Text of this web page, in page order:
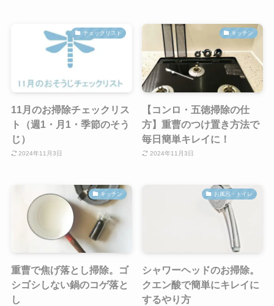
チェックリスト
11月のお掃除チェックリス
ト（週1・月1・季節のそう
じ）
2024年11月3日
キッチン
【コンロ・五徳掃除の仕
方】重曹のつけ置き方法で
毎日簡単キレイに！
2024年11月3日
キッチン
重曹で焦げ落とし掃除。ゴ
シゴシしない鍋のコゲ落と
し
お風呂・トイレ
シャワーヘッドのお掃除。
クエン酸で簡単にキレイに
するやり方